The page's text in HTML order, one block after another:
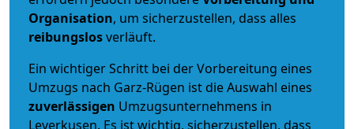
Organisation, um sicherzustellen, dass alles
reibungslosverläuft.
Ein wichtiger Schritt bei der Vorbereitung eines
Umzugs nach Garz-Rügen ist die Auswahl eines
zuverlässigen Umzugsunternehmens in
Leverkusen. Es ist wichtig, sicherzustellen, dass